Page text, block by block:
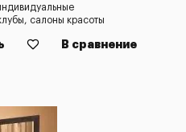
салоны красоты
В сравнение